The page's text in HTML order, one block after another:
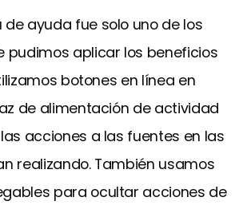
de ayuda fue solo uno de los
pudimos aplicar los beneficios
botones en línea en
de alimentación de actividad
acciones a las fuentes en las
realizando. También usamos
para ocultar acciones de